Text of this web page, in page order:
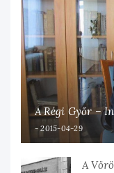
A Régi Győr –
2015-04-29
A